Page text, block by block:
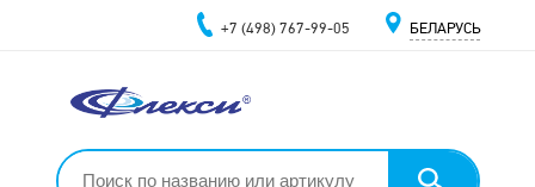
+7 (498) 767-99-05 БЕЛАРУСЬ